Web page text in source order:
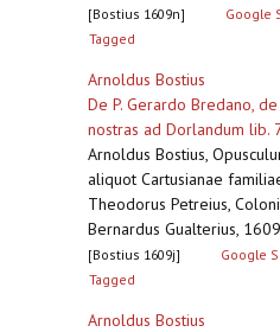
[Bostius 1609n] Google
Tagged
Arnoldus Bostius
De P. Gerardo Bredano,
nostras ad Dorlandum lib.
Arnoldus Bostius,
aliquot Cartusianae
Theodorus Petreius,
Bernardus Gualterius,
[Bostius 1609j] Google
Tagged
Arnoldus Bostius